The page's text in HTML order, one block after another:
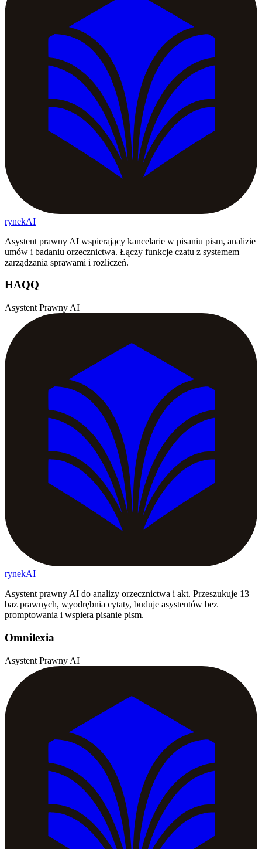
rynekAI
Asystent prawny AI wspierający kancelarie w pisaniu pism, analizie
umów i badaniu orzecznictwa. Łączy funkcje czatu z systemem
zarządzania sprawami i rozliczeń.
HAQQ
Asystent Prawny AI
rynekAI
Asystent prawny AI do analizy orzecznictwa i akt. Przeszukuje 13
baz prawnych, wyodrębnia cytaty, buduje asystentów bez
promptowania i wspiera pisanie pism.
Omnilexia
Asystent Prawny AI